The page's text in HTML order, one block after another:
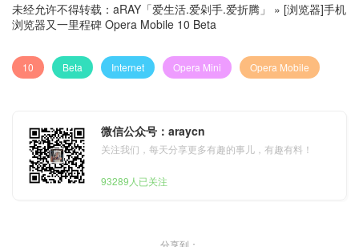
未经允许不得转载： aRAY「爱生活.爱剁手.爱折腾」 » [浏览器]手机
浏览器又一里程碑 Opera Mobile 10 Beta
10 Beta Internet Opera Mini Opera Mobile
微信公众号：araycn
关注我们，每天分享更多有趣的事儿，有趣有料！
93289人已关注